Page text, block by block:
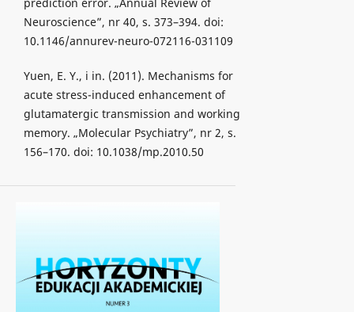
prediction error. „Annual Review of
Neuroscience”, nr 40, s. 373–394. doi:
10.1146/annurev-neuro-072116-031109
Yuen, E. Y., i in. (2011). Mechanisms for
acute stress-induced enhancement of
glutamatergic transmission and working
memory. „Molecular Psychiatry”, nr 2, s.
156–170. doi: 10.1038/mp.2010.50